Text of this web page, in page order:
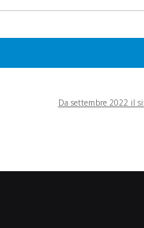
Da settembre 2022 il